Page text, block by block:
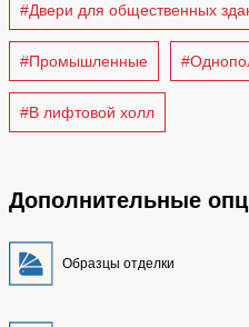
#Двери для общественных
#Промышленные
#В лифтовой холл
Дополнительные
Образцы отделки